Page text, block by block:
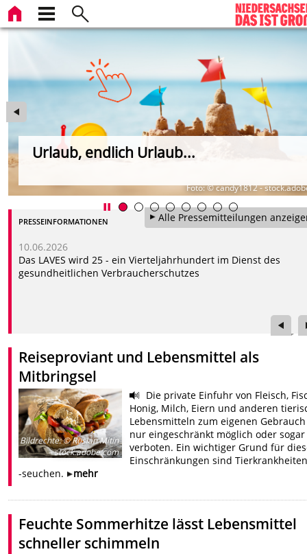
Urlaub, endlich Urlaub...
Foto: © candy1812 -
Alle Pressemitteilungen
PRESSEINFORMATIONEN
10.06.2026
Das LAVES wird 25 - ein Vierteljahrhundert im Dienst des
gesundheitlichen Verbraucherschutzes
Reiseproviant und Lebensmittel als
Mitbringsel
Bildrechte:© Ruslan Mitin
– stock.adobe.com
Die private Einfuhr von Fleisch,
Honig, Milch, Eiern und anderen
Lebensmitteln zum eigenen
nur eingeschränkt möglich oder sogar
verboten. Ein wichtiger Grund für
Einschränkungen sind
-seuchen.
mehr
Feuchte Sommerhitze lässt Lebensmittel
schneller schimmeln